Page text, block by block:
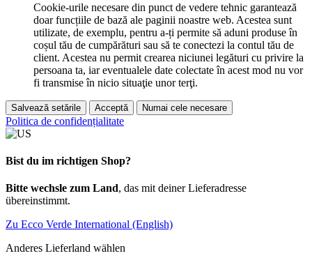
Cookie-urile necesare din punct de vedere tehnic garantează
doar funcțiile de bază ale paginii noastre web. Acestea sunt
utilizate, de exemplu, pentru a-ți permite să aduni produse în
coșul tău de cumpărături sau să te conectezi la contul tău de
client. Acestea nu permit crearea niciunei legături cu privire la
persoana ta, iar eventualele date colectate în acest mod nu vor
fi transmise în nicio situaţie unor terţi.
Salvează setările Acceptă Numai cele necesare
Politica de confidențialitate
Bist du im richtigen Shop?
Bitte wechsle zum Land, das mit deiner Lieferadresse
übereinstimmt.
Zu Ecco Verde International (English)
Anderes Lieferland wählen